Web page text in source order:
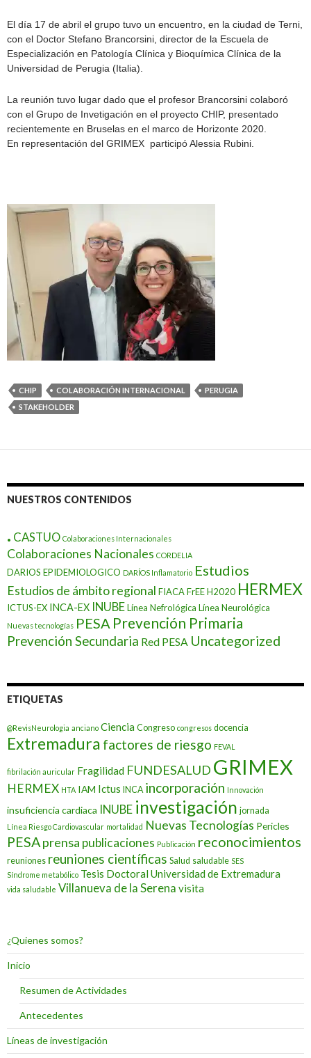
El día 17 de abril el grupo tuvo un encuentro, en la ciudad de Terni,
con el Doctor Stefano Brancorsini, director de la Escuela de
Especialización en Patología Clínica y Bioquímica Clínica de la
Universidad de Perugia (Italia).
La reunión tuvo lugar dado que el profesor Brancorsini colaboró
con el Grupo de Invetigación en el proyecto CHIP, presentado
recientemente en Bruselas en el marco de Horizonte 2020.
En representación del GRIMEX participó Alessia Rubini.
CHIP COLABORACIÓN INTERNACIONAL
PERUGIA
STAKEHOLDER
NUESTROS CONTENIDOS
. CASTUO Colaboraciones Internacionales
Colaboraciones Nacionales CORDELIA
DARIOS EPIDEMIOLOGICO DARÍOS Inflamatorio Estudios
Estudios de ámbito regional FIACAFrEEH2020 HERMEX
ICTUS-EX INCA-EX INUBELínea Nefrológica Línea Neurológica
Nuevas tecnologías PESA Prevención Primaria
Prevención Secundaria Red PESA Uncategorized
ETIQUETAS
@RevisNeurologia anciano Ciencia Congreso congresos docencia
Extremadura factores de riesgo FEVAL
fibrilación auricular Fragilidad FUNDESALUD GRIMEX
HERMEX HTA IAM Ictus INCA incorporación Innovación
insuficiencia cardiaca INUBE investigación jornada
Línea Riesgo Cardiovascular mortalidad Nuevas Tecnologías Pericles
PESAprensa publicaciones Publicación reconocimientos
reuniones reuniones científicas Salud saludable SES
Síndrome metabólico Tesis Doctoral Universidad de Extremadura
vida saludable Villanueva de la Serena visita
¿Quienes somos?
Inicio
Resumen de Actividades
Antecedentes
Líneas de investigación